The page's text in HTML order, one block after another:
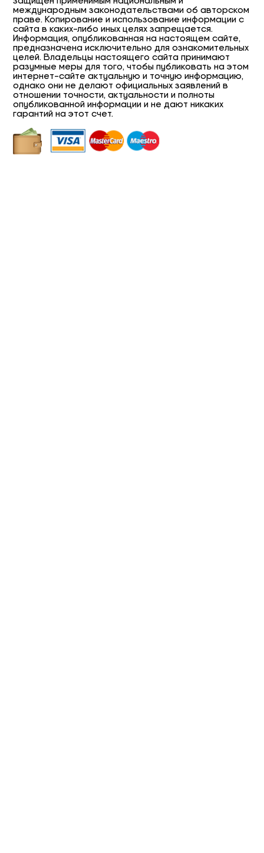
международным законодательствами об авторском
праве. Копирование и использование информации с
сайта в каких-либо иных целях запрещается.
Информация, опубликованная на настоящем сайте,
предназначена исключительно для ознакомительных
целей. Владельцы настоящего сайта принимают
разумные меры для того, чтобы публиковать на этом
интернет-сайте актуальную и точную информацию,
однако они не делают официальных заявлений в
отношении точности, актуальности и полноты
опубликованной информации и не дают никаких
гарантий на этот счет.